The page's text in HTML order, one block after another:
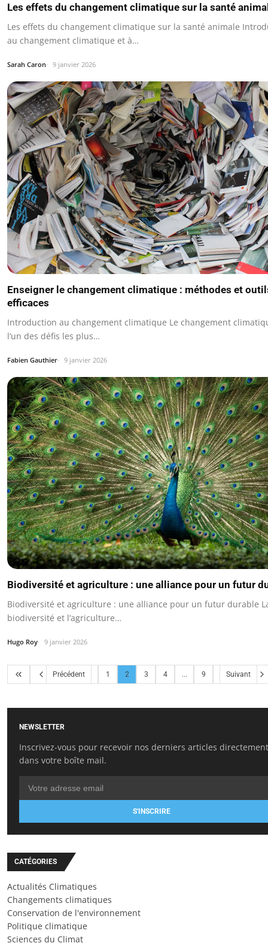
Les effets du changement climatique sur la santé
Les effets du changement climatique sur la santé animale
au changement climatique et à…
Sarah Caron 9 janvier 2026
Enseigner le changement climatique : méthodes et
efficaces
Introduction au changement climatique Le changement
l’un des défis les plus…
Fabien Gauthier 9 janvier 2026
Biodiversité et agriculture : une alliance pour un futur
Biodiversité et agriculture : une alliance pour un futur durable
biodiversité et l’agriculture…
Hugo Roy 9 janvier 2026
Précédent 1 2 3 4 ... 9 Suivant
NEWSLETTER
Inscrivez-vous pour recevoir nos derniers articles directement
dans votre boîte mail.
S'INSCRIRE
CATÉGORIES
Actualités Climatiques
Changements climatiques
Conservation de l'environnement
Politique climatique
Sciences du Climat